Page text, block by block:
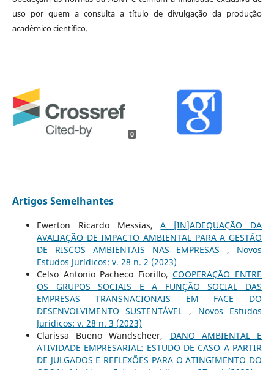
uso por quem a consulta a título de divulgação da produção
acadêmico científico.
0
Artigos Semelhantes
Ewerton Ricardo Messias,A [IN]ADEQUAÇÃO DA
AVALIAÇÃO DE IMPACTO AMBIENTAL PARA A GESTÃO
DE RISCOS AMBIENTAIS NAS EMPRESAS , Novos
Estudos Jurí­dicos: v. 28 n. 2 (2023)
Celso Antonio Pacheco Fiorillo,COOPERAÇÃO ENTRE
OS GRUPOS SOCIAIS E A FUNÇÃO SOCIAL DAS
EMPRESAS TRANSNACIONAIS EM FACE DO
DESENVOLVIMENTO SUSTENTÁVEL , Novos Estudos
Jurí­dicos: v. 28 n. 3 (2023)
Clarissa Bueno Wandscheer, DANO AMBIENTAL E
ATIVIDADE EMPRESARIAL: ESTUDO DE CASO A PARTIR
DE JULGADOS E REFLEXÕES PARA O ATINGIMENTO DO